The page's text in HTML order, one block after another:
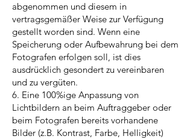
abgenommen und diesem in
vertragsgemäßer Weise zur Verfügung
gestellt worden sind. Wenn eine
Speicherung oder Aufbewahrung bei dem
Fotografen erfolgen soll, ist dies
ausdrücklich gesondert zu vereinbaren
und zu vergüten.
6. Eine 100%ige Anpassung von
Lichtbildern an beim Auftraggeber oder
beim Fotografen bereits vorhandene
Bilder (z.B. Kontrast, Farbe, Helligkeit)